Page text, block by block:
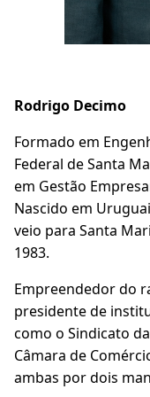
Rodrigo Decimo
Formado em
Federal de Santa
em Gestão
Nascido em
veio para Santa
1983.
Empreendedor do
presidente de
como o Sindicato
Câmara de
ambas por dois